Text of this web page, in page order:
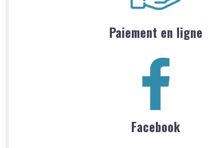
Paiement en ligne
Facebook